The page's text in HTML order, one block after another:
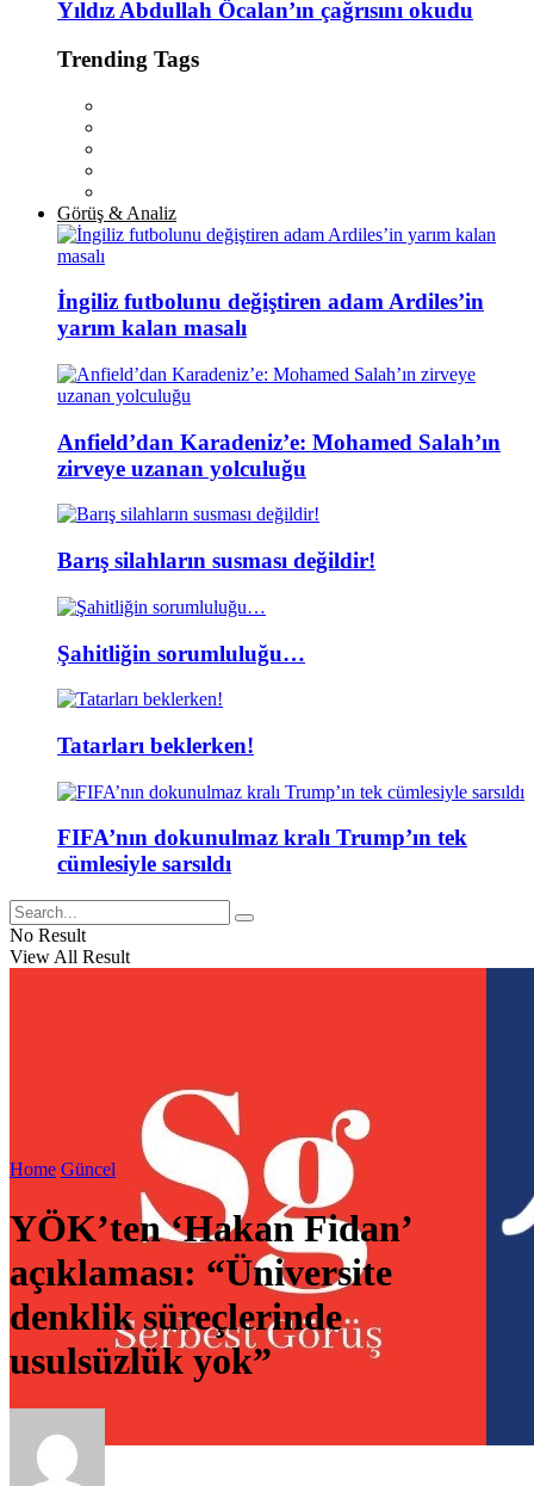
Yıldız Abdullah Öcalan’ın çağrısını okudu
Trending Tags
Görüş & Analiz
İngiliz futbolunu değiştiren adam Ardiles’in
yarım kalan masalı
Anfield’dan Karadeniz’e: Mohamed Salah’ın
zirveye uzanan yolculuğu
Barış silahların susması değildir!
Şahitliğin sorumluluğu…
Tatarları beklerken!
FIFA’nın dokunulmaz kralı Trump’ın tek
cümlesiyle sarsıldı
No Result
View All Result
Home Güncel
YÖK’ten ‘Hakan Fidan’
açıklaması: “Üniversite
denklik süreçlerinde
usulsüzlük yok”